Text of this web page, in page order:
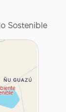
Sostenible